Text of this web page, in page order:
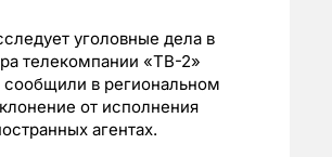
уголовные дела в
телекомпании «ТВ-2»
в региональном
от исполнения
агентах.